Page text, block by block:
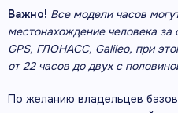
Важно! Все модели часов
местонахождение человека за
GPS, ГЛОНАСС, Galileo, при
от 22 часов до двух с
По желанию владельцев